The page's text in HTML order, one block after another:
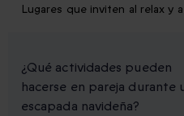
Lugares que inviten al relax y
¿Qué actividades pueden
hacerse en pareja durante
escapada navideña?